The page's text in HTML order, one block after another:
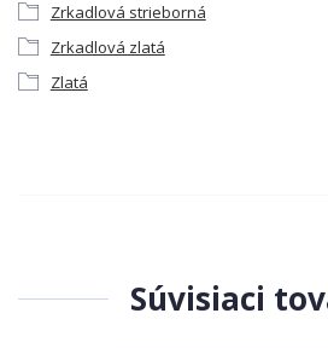
Zrkadlová strieborná
Zrkadlová zlatá
Zlatá
Súvisiaci